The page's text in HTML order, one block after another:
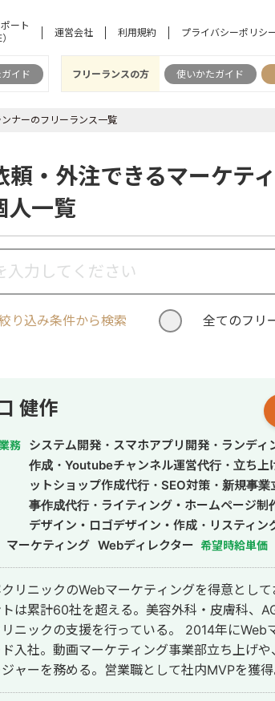
ート
運営会社 利用規約 プライバシーポリシ
イド フリーランスの方 使いかたガイド
ナーのフリーランス一覧
頼・外注できるマーケテ
人一覧
り込み条件から検索 全てのフリ
健作
務
システム開発・スマホアプリ開発・ランディ
作成・Youtubeチャンネル運営代行・立ち上
ットショップ作成代行・SEO対策・新規事
事作成代行・ライティング・ホームページ制
デザイン・ロゴデザイン・作成・リスティン
ドメディア制作・構築・運用代行・動画制作
マーケティング Webディレクター 希望時給単価
リニックのWebマーケティングを得意とし
は累計60社を超える。美容外科・皮膚科、
クの支援を行っている。 2014年にWebマーケティング会社フルス
ド入社。動画マーケティング事業部立ち上げ
ャーを務める。営業職として社内MVPを獲得。
リーランスとなり、フロントエンドエンジ